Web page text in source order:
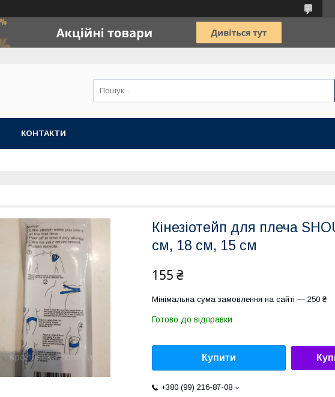
КОНТАКТИ
Кінезіотейп для плеча
см, 18 см, 15 см
155 ₴
Мінімальна сума замовлення на сайті — 250 ₴
Готово до відправки
Купити
+380 (99) 216-87-08